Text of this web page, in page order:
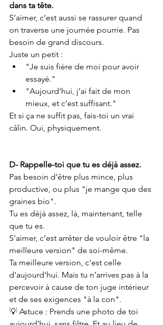
dans ta tête.
S’aimer, c’est aussi se rassurer quand
on traverse une journée pourrie. Pas
besoin de grand discours.
Juste un petit :
"Je suis fière de moi pour avoir
essayé."
"Aujourd’hui, j’ai fait de mon
mieux, et c’est suffisant."
Et si ça ne suffit pas, fais-toi un vrai
câlin. Oui, physiquement.
D- Rappelle-toi que tu es déjà assez.
Pas besoin d’être plus mince, plus
productive, ou plus "je mange que des
graines bio".
Tu es déjà assez, là, maintenant, telle
que tu es.
S’aimer, c’est arrêter de vouloir être "la
meilleure version" de soi-même.
Ta meilleure version, c'est celle
d'aujourd'hui. Mais tu n’arrives pas à la
percevoir à cause de ton juge intérieur
et de ses exigences "à la con".
💡 Astuce : Prends une photo de toi